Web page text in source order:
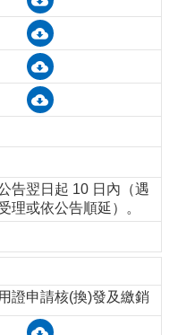
告翌日起 10 日內（遇
理或依公告順延）。
證申請核(換)發及繳銷